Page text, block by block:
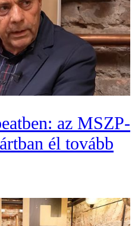
az MSZP-
él tovább